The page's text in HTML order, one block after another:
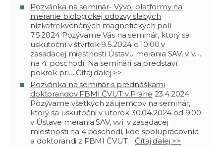
Pozvánka na seminár- Vývoj platformy na
meranie biologickej odozvy slabých
nízkofrekvenčných magnetických polí
7.5.2024 Pozývame Vás na seminár, ktorý sa
uskutoční v štvrtok 9.5.2024 o 10:00 v
zasadacej miestnosti Ústavu merania SAV, v. v. i.
na 4. poschodí. Na seminári sa predstaví
pokrok pri…Čítaj ďalej >>
Pozvánka na seminár s prednáškami
doktorandov FBMI ČVUT v Prahe 23.4.2024
Pozývame všetkých záujemcov na seminár,
ktorý sa uskutoční v utorok 30.04.2024 od 9:00
v Ústave merania SAV, v.v.i. v zasadacej
miestnosti na 4.poschodí, kde spolupracovníci
a doktorandi z FBMI ČVUT…Čítaj ďalej >>